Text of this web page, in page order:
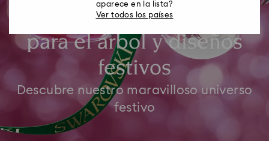
Elegantes decoraciones
para el árbol y diseños
festivos
Descubre nuestro maravilloso universo
festivo
aparece en la lista?
Ver todos los países